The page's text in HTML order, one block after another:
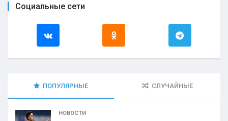
Социальные сети
ПОПУЛЯРНЫЕ СЛУЧАЙНЫЕ
НОВОСТИ